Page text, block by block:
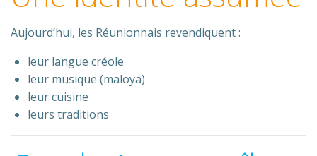
Aujourd’hui, les Réunionnais revendiquent :
leur langue créole
leur musique (maloya)
leur cuisine
leurs traditions